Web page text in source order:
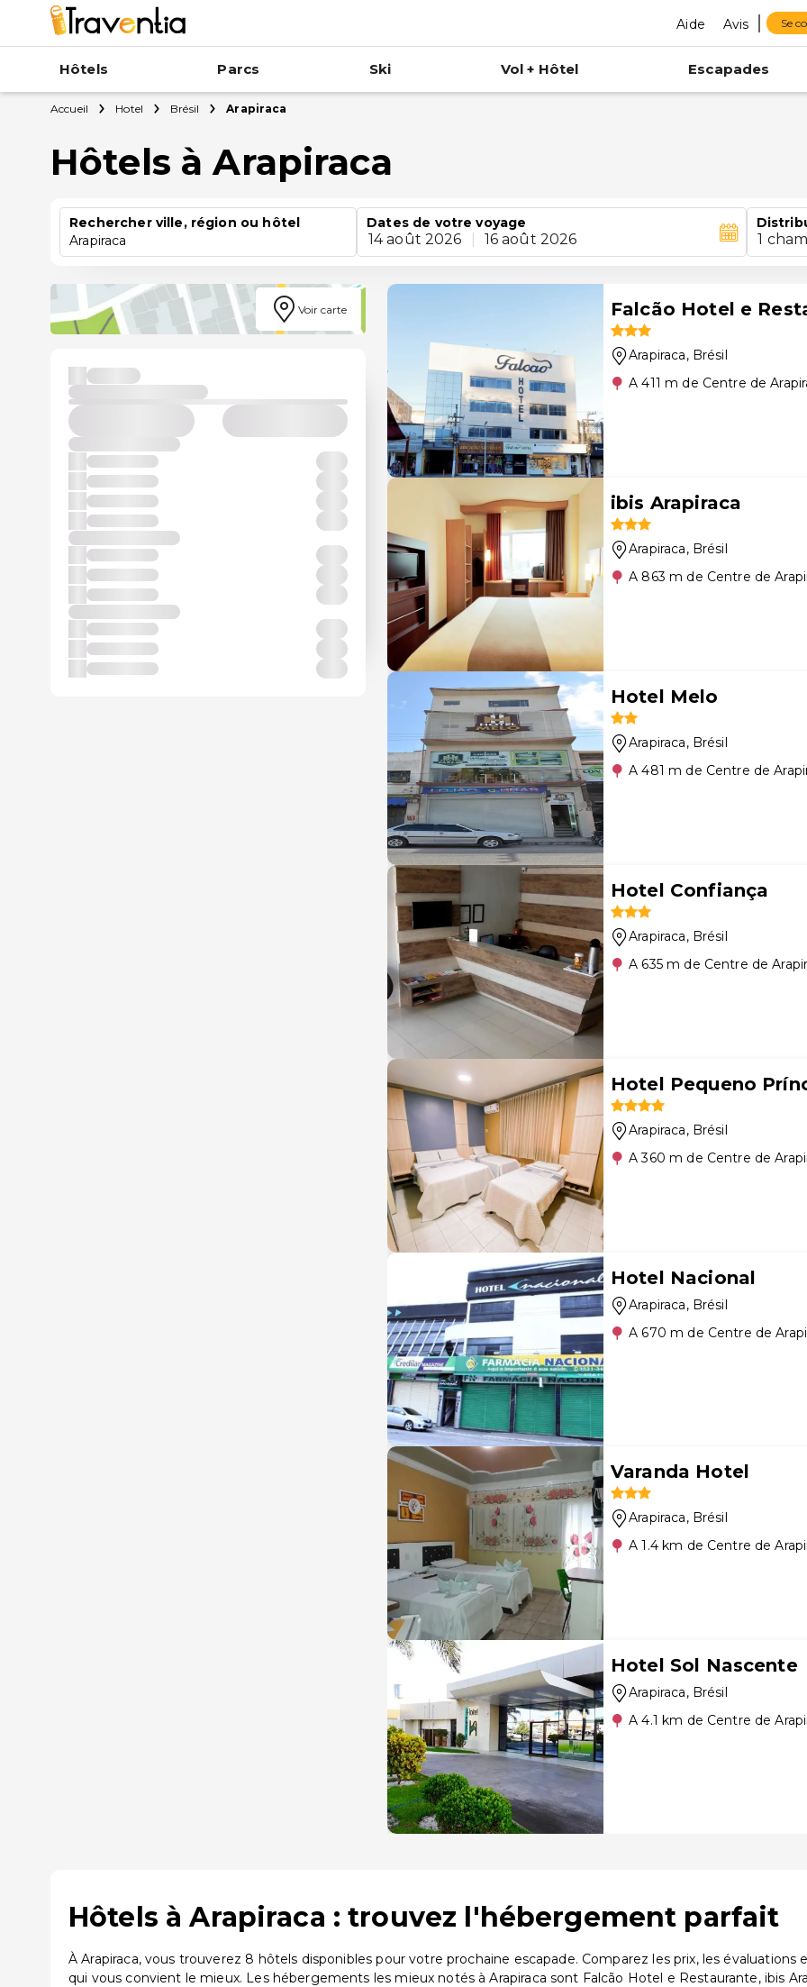
Aide Avis Se
Hôtels Parcs Ski Vol + Hôtel Escapades
Accueil Hotel Brésil Arapiraca
Hôtels à Arapiraca
Rechercher ville, région ou hôtel
Arapiraca
Dates de votre voyage
14 août 2026 16 août 2026 1
Voir carte Falcão Hotel e
Arapiraca, Brésil
A 411 m de Centre de
ibis Arapiraca
Arapiraca, Brésil
A 863 m de Centre de
Hotel Melo
Arapiraca, Brésil
A 481 m de Centre de
Hotel Confiança
Arapiraca, Brésil
A 635 m de Centre de
Hotel Pequeno
Arapiraca, Brésil
A 360 m de Centre de
Hotel Nacional
Arapiraca, Brésil
A 670 m de Centre de
Varanda Hotel
Arapiraca, Brésil
A 1.4 km de Centre de
Hotel Sol Nascente
Arapiraca, Brésil
A 4.1 km de Centre de
Hôtels à Arapiraca : trouvez l'hébergement parfait
À Arapiraca, vous trouverez 8 hôtels disponibles pour votre prochaine escapade. Comparez les prix, les
qui vous convient le mieux. Les hébergements les mieux notés à Arapiraca sont Falcão Hotel e Restaurante, ibis